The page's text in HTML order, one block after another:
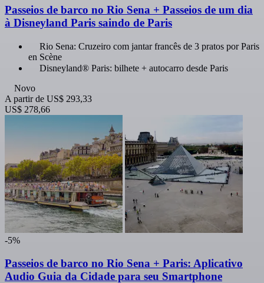
Passeios de barco no Rio Sena + Passeios de um dia
à Disneyland Paris saindo de Paris
Rio Sena: Cruzeiro com jantar francês de 3 pratos por Paris
en Scène
Disneyland® Paris: bilhete + autocarro desde Paris
Novo
A partir de US$ 293,33
US$ 278,66
-5%
Passeios de barco no Rio Sena + Paris: Aplicativo
Audio Guia da Cidade para seu Smartphone